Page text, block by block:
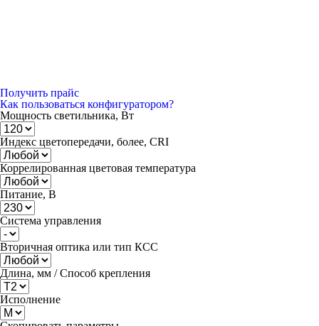
Получить прайс
Как пользоваться конфигуратором?
Мощность светильника, Вт
Индекс цветопередачи, более, CRI
Коррелированная цветовая температура
Питание, В
Система управления
Вторичная оптика или тип КСС
Длина, мм / Способ крепления
Исполнение